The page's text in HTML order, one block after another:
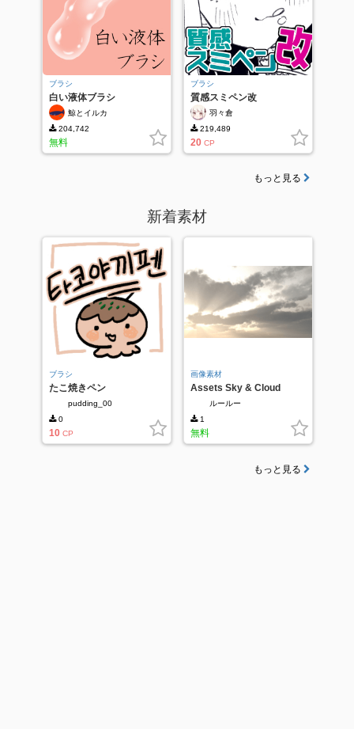
ブラシ
白い液体ブラシ
鯨とイルカ
204,742
無料
ブラシ
質感スミペン改
羽々倉
219,489
20 CP
もっと見る
新着素材
ブラシ
たこ焼きペン
pudding_00
0
10 CP
画像素材
Assets Sky & Cloud
2560x1440px_260809
ルールー
1
無料
もっと見る